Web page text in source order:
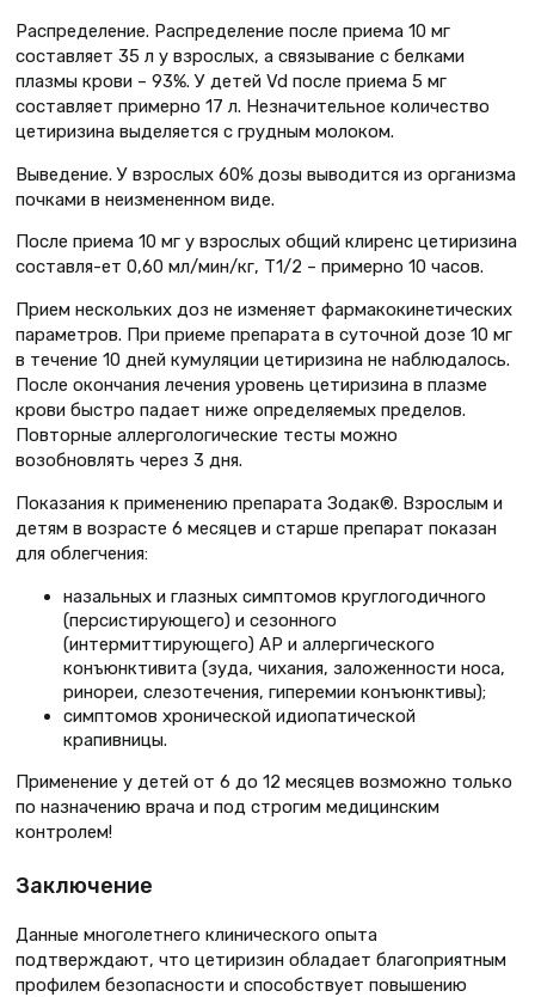
Распределение. Распределение после приема 10 мг
составляет 35 л у взрослых, а связывание с белками
плазмы крови – 93%. У детей Vd после приема 5 мг
составляет примерно 17 л. Незначительное количество
цетиризина выделяется с грудным молоком.
Выведение. У взрослых 60% дозы выводится из организма
почками в неизмененном виде.
После приема 10 мг у взрослых общий клиренс цетиризина
составля-ет 0,60 мл/мин/кг, Т1/2 – примерно 10 часов.
Прием нескольких доз не изменяет фармакокинетических
параметров. При приеме препарата в суточной дозе 10 мг
в течение 10 дней кумуляции цетиризина не наблюдалось.
После окончания лечения уровень цетиризина в плазме
крови быстро падает ниже определяемых пределов.
Повторные аллергологические тесты можно
возобновлять через 3 дня.
Показания к применению препарата Зодак®. Взрослым и
детям в возрасте 6 месяцев и старше препарат показан
для облегчения:
назальных и глазных симптомов круглогодичного
(персистирующего) и сезонного
(интермиттирующего) АР и аллергического
конъюнктивита (зуда, чихания, заложенности носа,
ринореи, слезотечения, гиперемии конъюнктивы);
симптомов хронической идиопатической
крапивницы.
Применение у детей от 6 до 12 месяцев возможно только
по назначению врача и под строгим медицинским
контролем!
Заключение
Данные многолетнего клинического опыта
подтверждают, что цетиризин обладает благоприятным
профилем безопасности и способствует повышению